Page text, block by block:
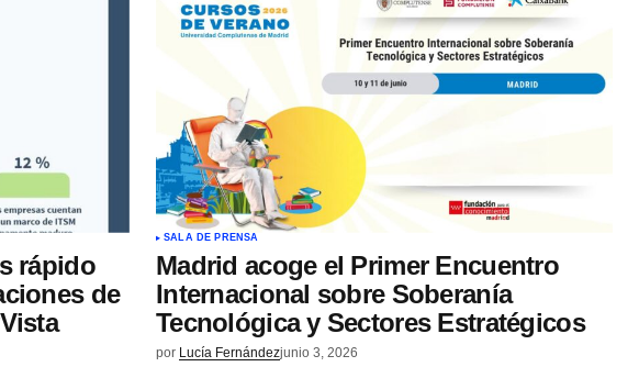
rápido
de
SALA DE PRENSA
Madrid acoge el Primer Encuentro
Internacional sobre Soberanía
Tecnológica y Sectores Estratégicos
por Lucía Fernándezjunio 3, 2026